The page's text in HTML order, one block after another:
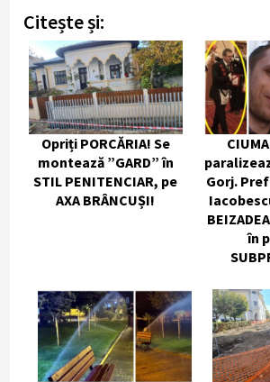
Citește și:
Opriți PORCĂRIA! Se
montează ”GARD” în
STIL PENITENCIAR, pe
AXA BRÂNCUȘI!
Gorj.
în